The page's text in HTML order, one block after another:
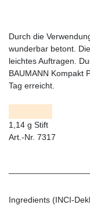
Durch die
wunderbar betont.
leichtes Auftragen.
BAUMANN Kompakt
Tag erreicht.
1,14 g Stift
Art.-Nr. 7317
Ingredients (INCI-